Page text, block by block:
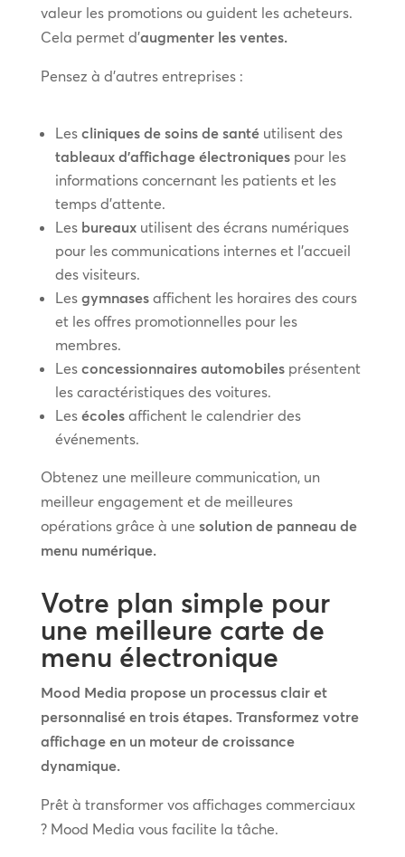
valeur les promotions ou guident les acheteurs.
Cela permet d’augmenter les ventes.
Pensez à d’autres entreprises :
Les cliniques de soins de santéutilisent des
tableaux d’affichage électroniquespour les
informations concernant les patients et les
temps d’attente.
Les bureauxutilisent des écrans numériques
pour les communications internes et l’accueil
des visiteurs.
Les gymnasesaffichent les horaires des cours
et les offres promotionnelles pour les
membres.
Les concessionnaires automobilesprésentent
les caractéristiques des voitures.
Les écolesaffichent le calendrier des
événements.
Obtenez une meilleure communication, un
meilleur engagement et de meilleures
opérations grâce à une solution de panneau de
menu numérique.
Votre plan simple pour
une meilleure carte de
menu électronique
Mood Media propose un processus clair et
personnalisé en trois étapes. Transformez votre
affichage en un moteur de croissance
dynamique.
Prêt à transformer vos affichages commerciaux
? Mood Media vous facilite la tâche.